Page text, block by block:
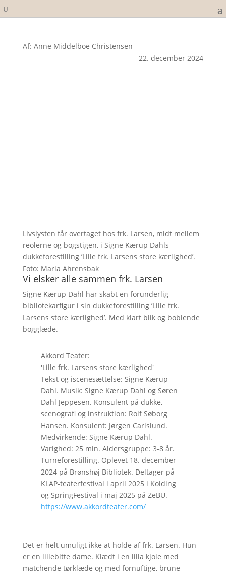
Af: Anne Middelboe Christensen
22. december 2024
Livslysten får overtaget hos frk. Larsen, midt mellem
reolerne og bogstigen, i Signe Kærup Dahls
dukkeforestilling ’Lille frk. Larsens store kærlighed’.
Foto: Maria Ahrensbak
Vi elsker alle sammen frk. Larsen
Signe Kærup Dahl har skabt en forunderlig
bibliotekarfigur i sin dukkeforestilling ’Lille frk.
Larsens store kærlighed’. Med klart blik og boblende
bogglæde.
Akkord Teater:
'Lille frk. Larsens store kærlighed'
Tekst og iscenesættelse: Signe Kærup
Dahl. Musik: Signe Kærup Dahl og Søren
Dahl Jeppesen. Konsulent på dukke,
scenografi og instruktion: Rolf Søborg
Hansen. Konsulent: Jørgen Carlslund.
Medvirkende: Signe Kærup Dahl.
Varighed: 25 min. Aldersgruppe: 3-8 år.
Turneforestilling. Oplevet 18. december
2024 på Brønshøj Bibliotek. Deltager på
KLAP-teaterfestival i april 2025 i Kolding
og SpringFestival i maj 2025 på ZeBU.
https://www.akkordteater.com/
Det er helt umuligt ikke at holde af frk. Larsen. Hun
er en lillebitte dame. Klædt i en lilla kjole med
matchende tørklæde og med fornuftige, brune